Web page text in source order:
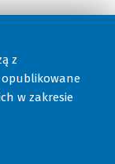
z
opublikowane
w zakresie